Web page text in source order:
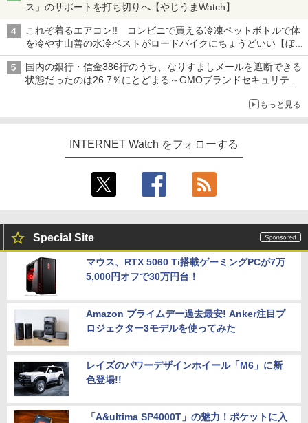
ス」のサポートを打ち切りへ【やじうまWatch】
これぞ着るエアコン!! コンビニで買える冷凍ペットボトルで体
を冷やす山善の水冷ベストがロードバイクにちょうどいい【ぼっ
ち・ざ・ろーど！その14】【空いた時間でなにしてる？】
国内の銀行・信金386行のうち、なりすましメールを遮断できる
状態だったのは26.7％にとどまる～GMOブランドセキュリティ
もっと見る
INTERNET Watch をフォローする
Special Site
マウス、RTX 5060 Ti搭載ゲーミングPCが7万
5,000円オフで30万円台！
Amazon プライムデー過去最安! Anker注目プ
ロジェクター3モデルを使ってみた
レイズのパワーデザインホイール「M6」に新
色登場!!
「A&ultima SP4000T」の魅力！ポケットに入